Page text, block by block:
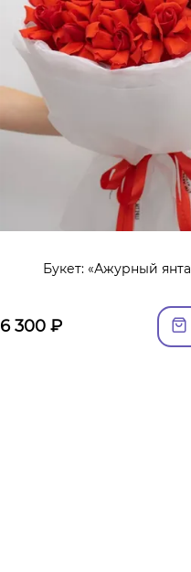
Букет: «Ажурный
6 300₽